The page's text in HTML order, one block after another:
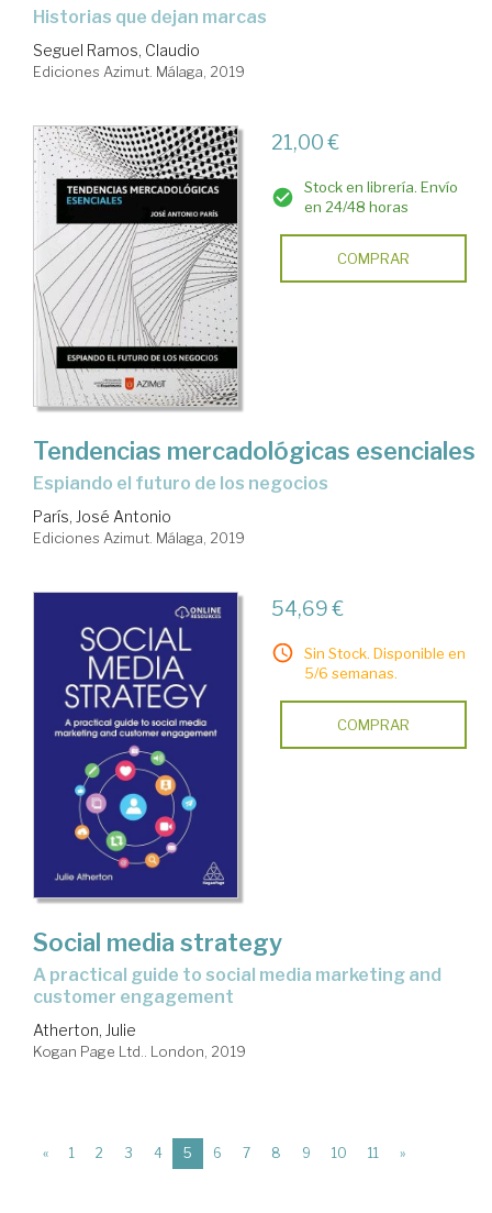
historias que dejan marcas
Seguel Ramos, Claudio
Ediciones Azimut. Málaga, 2019
21,00 €
Stock en librería. Envío
en 24/48 horas
COMPRAR
Tendencias mercadológicas esenciales
espiando el futuro de los negocios
París, José Antonio
Ediciones Azimut. Málaga, 2019
54,69 €
Sin Stock. Disponible en
5/6 semanas.
COMPRAR
Social media strategy
a practical guide to social media marketing and
customer engagement
Atherton, Julie
Kogan Page Ltd.. London, 2019
« 1 2 3 4 5 (current)
6 7 8 9 10 11 »